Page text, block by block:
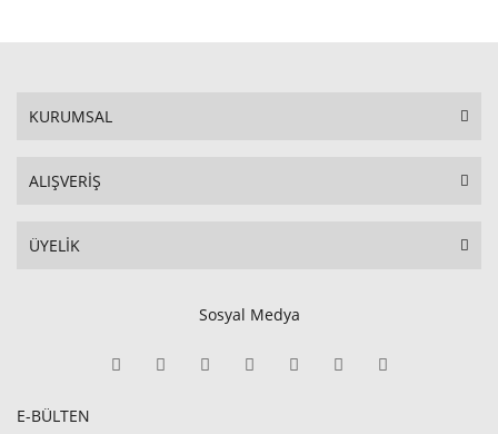
KURUMSAL
ALIŞVERİŞ
ÜYELİK
Sosyal Medya
E-BÜLTEN